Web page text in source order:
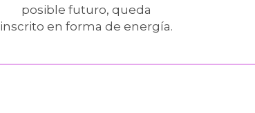
posible futuro, queda
inscrito en forma de energía.